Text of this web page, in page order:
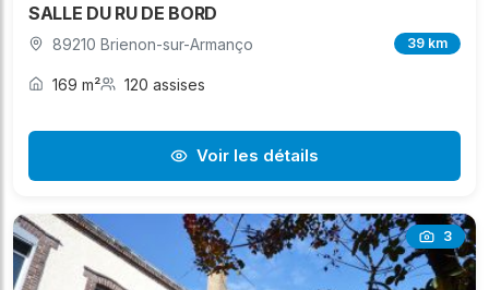
SALLE DU RU DE BORD
89210 Brienon-sur-Armanço 39 km
169 m² 120 assises
Voir les détails
3